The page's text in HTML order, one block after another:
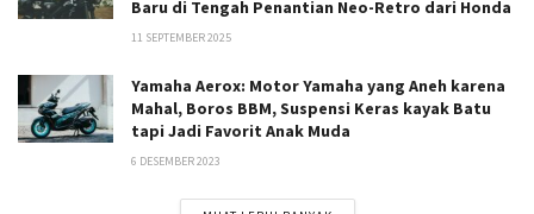
Baru di Tengah Penantian Neo-Retro dari Honda
11 SEPTEMBER 2025
Yamaha Aerox: Motor Yamaha yang Aneh karena
Mahal, Boros BBM, Suspensi Keras kayak Batu
tapi Jadi Favorit Anak Muda
6 DESEMBER 2023